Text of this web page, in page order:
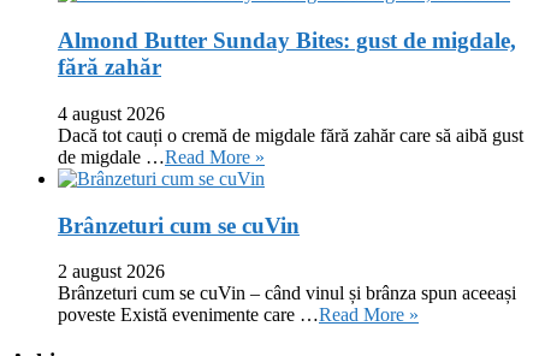
Almond Butter Sunday Bites: gust de migdale,
fără zahăr
4 august 2026
Dacă tot cauți o cremă de migdale fără zahăr care să aibă gust
de migdale …Read More »
Brânzeturi cum se cuVin
2 august 2026
Brânzeturi cum se cuVin – când vinul și brânza spun aceeași
poveste Există evenimente care …Read More »